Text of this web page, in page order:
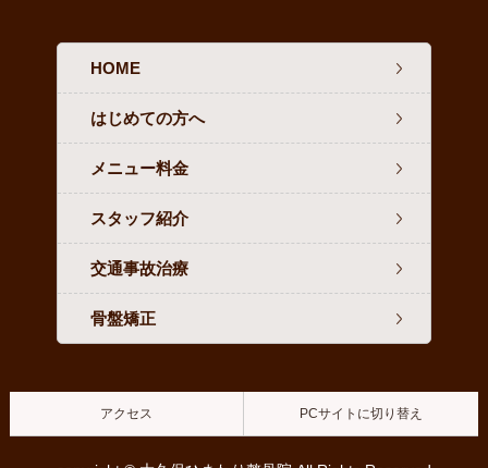
HOME
はじめての方へ
メニュー料金
スタッフ紹介
交通事故治療
骨盤矯正
アクセス PCサイトに切り替え